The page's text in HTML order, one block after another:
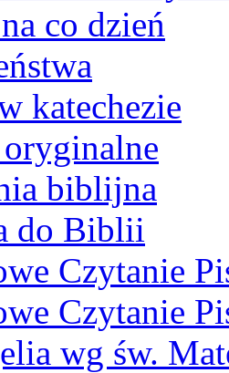
co dzień
katechezie
biblijna
do Biblii
Czytanie
Czytanie
wg św.